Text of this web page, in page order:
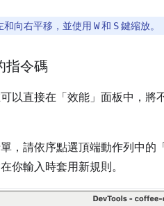
和向右平移，並使用 W和 S鍵縮放。
指令碼
以直接在「效能」 面板中，將
，請依序點選頂端動作列中的
你輸入時套用新規則。